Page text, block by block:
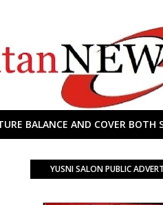
BALANCE AND COVER BOTH
YUSNI SALON PUBLIC